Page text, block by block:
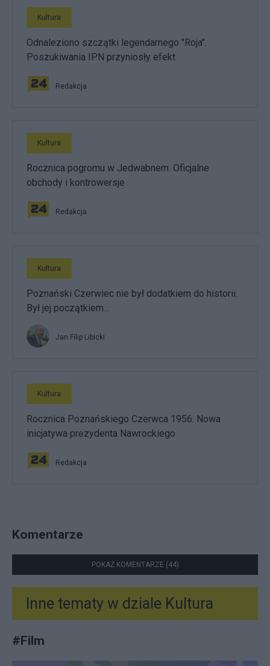
Kultura
Odnaleziono szczątki legendarnego "Roja".
Poszukiwania IPN przyniosły efekt
Redakcja
Kultura
Rocznica pogromu w Jedwabnem. Oficjalne
obchody i kontrowersje
Redakcja
Kultura
Poznański Czerwiec nie był dodatkiem do historii.
Był jej początkiem…
Jan Filip Libicki
Kultura
Rocznica Poznańskiego Czerwca 1956. Nowa
inicjatywa prezydenta Nawrockiego
Redakcja
Komentarze
POKAŻ KOMENTARZE (44)
Inne tematy w dziale Kultura
#Film